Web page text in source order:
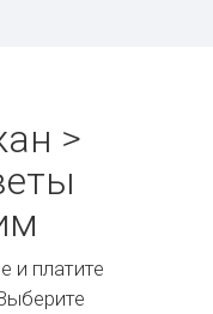
>
и платите